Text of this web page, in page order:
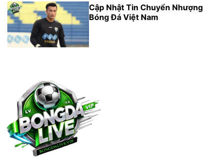
Cập Nhật Tin Chuyển Nhượng
Bóng Đá Việt Nam